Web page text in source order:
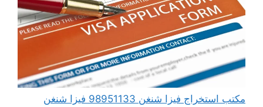
مكتب استخراج فيزا شنغن 98951133 فيزا شنغن